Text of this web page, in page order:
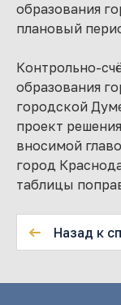
образования
плановый
Контрольно-
образования
городской
проект
вносимой
город
таблицы
Назад к